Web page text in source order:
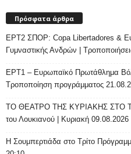
Πρόσφατα άρθρα
ΕΡΤ2 ΣΠΟΡ: Copa Libertadores &
Γυμναστικής Ανδρών |
ΕΡΤ1 – Ευρωπαϊκό Πρωτάθλημα
Τροποποίηση προγράμματος
ΤΟ ΘΕΑΤΡΟ ΤΗΣ ΚΥΡΙΑΚΗΣ ΣΤΟ
του Λουκιανού | Κυριακή 09.08.2026
H Σουμπερτιάδα στο Τρίτο